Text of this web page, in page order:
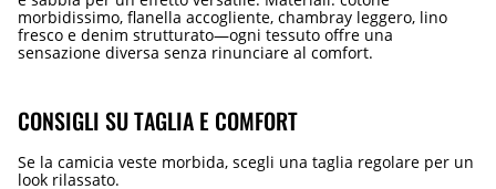
morbidissimo, flanella accogliente, chambray leggero, lino
fresco e denim strutturato—ogni tessuto offre una
sensazione diversa senza rinunciare al comfort.
CONSIGLI SU TAGLIA E COMFORT
Se la camicia veste morbida, scegli una taglia regolare per un
look rilassato.